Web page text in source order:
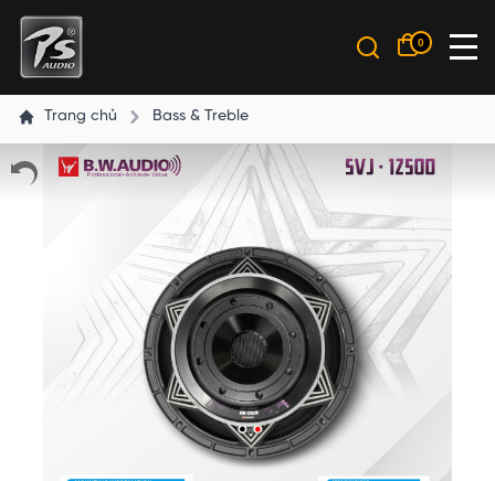
0
Trang chủ Bass & Treble